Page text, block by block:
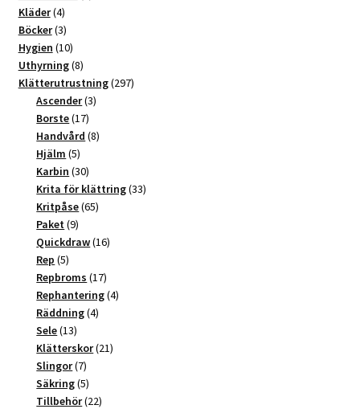
r
n
a
t
i
v
e
Kläder 44
produkter
Böcker 33
produkter
Hygien 1010
produkter
Uthyrning 88
produkter
Klätterutrustning 297297
Ascender 33
Borste 1717
produkter
Handvård 88
Hjälm 55
produkter
Karbin 3030
produkter
Krita för klättring 3333
Kritpåse 6565
Paket 99
produkter
Quickdraw 1616
Rep 55
produkter
Repbroms 1717
produkter
Rephantering 44
Räddning 44
Sele 1313
produkter
Klätterskor 2121
Slingor 77
produkter
Säkring 55
produkter
Tillbehör 2222